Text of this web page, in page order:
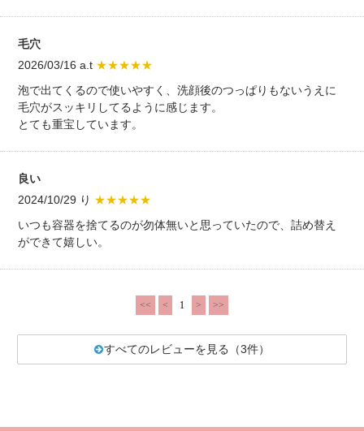
毛穴
2026/03/16 a.t ★★★★★
泡で出てくるので使いやすく、洗顔後のつっぱりもないうえに
毛穴がスッキリしてるように感じます。
とても重宝しています。
良い
2024/10/29 り ★★★★★
いつも容器を捨てるのが勿体無いと思っていたので、詰め替え
ができて嬉しい。
<< < 1 > >>
すべてのレビューを見る（3件）